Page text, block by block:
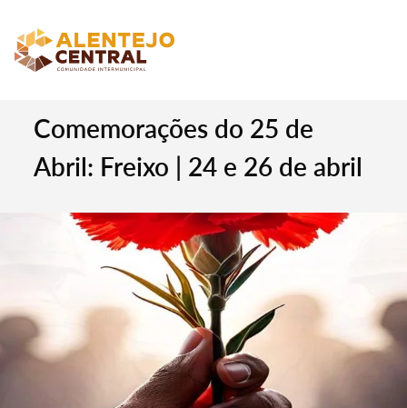
Comemorações do 25 de
Abril: Freixo | 24 e 26 de abril